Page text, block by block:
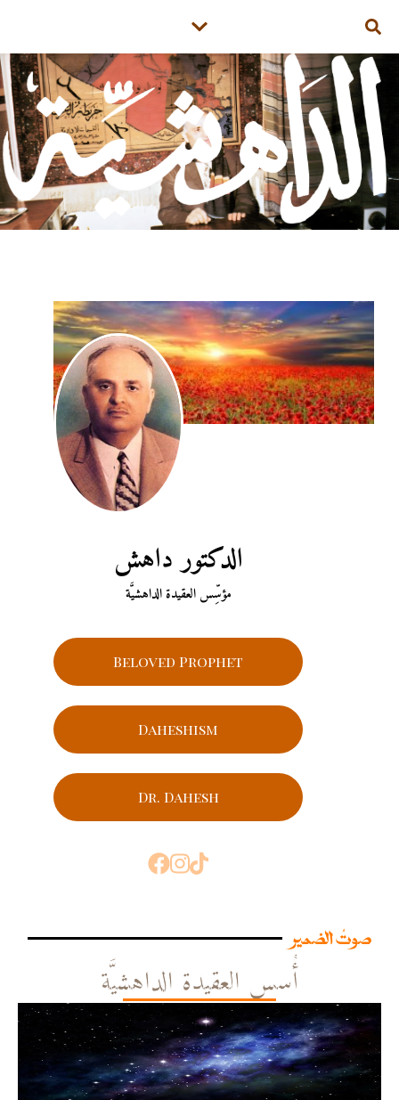
الدكتور داهش
مؤسِّس العقيدة الداهشيَّة
Beloved Prophet
Daheshism
Dr. Dahesh
صوتُ الضمير
أُسس العقيدة الداهشيَّة